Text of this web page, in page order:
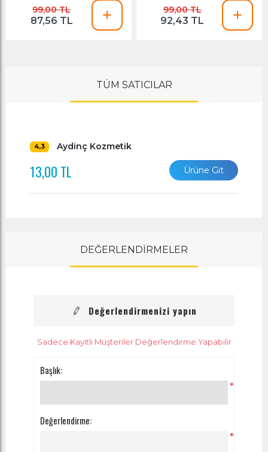
99,00 TL
87,56 TL
99,00 TL
92,43 TL
TÜM SATICILAR
4,3 Aydinç Kozmetik
13,00 TL Ürüne Git
DEĞERLENDİRMELER
Değerlendirmenizi yapın
Sadece Kayıtlı Müşteriler Değerlendirme Yapabilir
Başlık:
*
Değerlendirme:
*